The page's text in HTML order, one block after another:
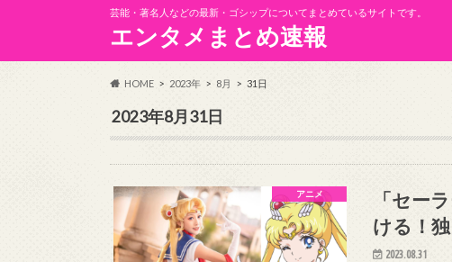
芸能・著名人などの最新・ゴシップについてまとめているサイトです。
エンタメまとめ速報
HOME 2023年 8月 31日
2023年8月31日
アニメ
「セー
ける！
2023.08.31